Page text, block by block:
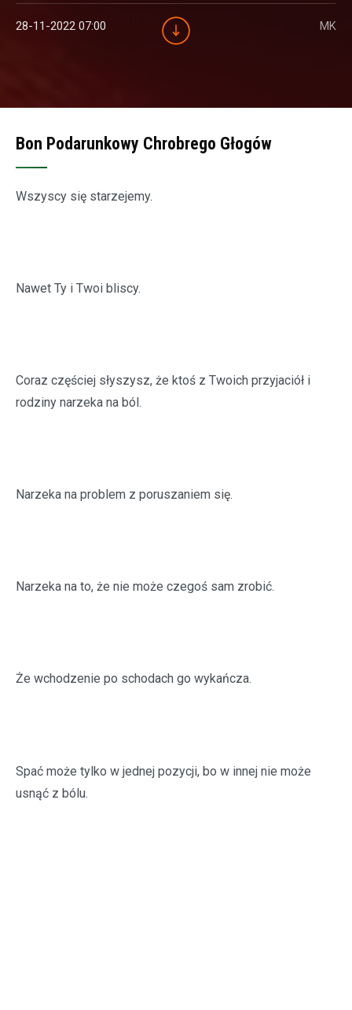
28-11-2022 07:00 MK
Bon Podarunkowy Chrobrego Głogów
Wszyscy się starzejemy.
Nawet Ty i Twoi bliscy.
Coraz częściej słyszysz, że ktoś z Twoich przyjaciół i
rodziny narzeka na ból.
Narzeka na problem z poruszaniem się.
Narzeka na to, że nie może czegoś sam zrobić.
Że wchodzenie po schodach go wykańcza.
Spać może tylko w jednej pozycji, bo w innej nie może
usnąć z bólu.